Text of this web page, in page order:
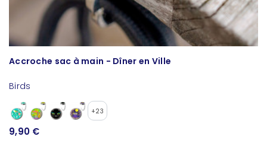
Accroche sac à main - Dîner en Ville
Birds
+23
9,90 €